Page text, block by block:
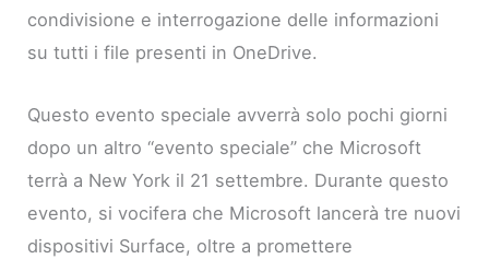
condivisione e interrogazione delle informazioni
su tutti i file presenti in OneDrive.
Questo evento speciale avverrà solo pochi giorni
dopo un altro “evento speciale” che Microsoft
terrà a New York il 21 settembre. Durante questo
evento, si vocifera che Microsoft lancerà tre nuovi
dispositivi Surface, oltre a promettere